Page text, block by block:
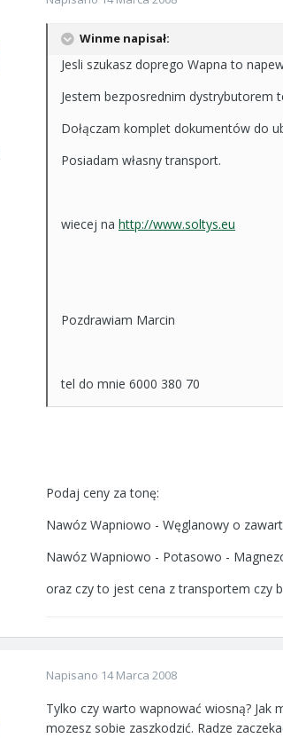
Winme napisał:
Jesli szukasz doprego Wapna to
Jestem bezposrednim dystrybutorem
Dołączam komplet dokumentów do
Posiadam własny transport.
wiecej na http://www.soltys.eu
Pozdrawiam Marcin
tel do mnie 6000 380 70
Podaj ceny za tonę:
Nawóz Wapniowo - Węglanowy o
Nawóz Wapniowo - Potasowo -
oraz czy to jest cena z transportem czy
Napisano 14 Marca 2008
Tylko czy warto wapnować wiosną? Jak
mozesz sobie zaszkodzić. Radze